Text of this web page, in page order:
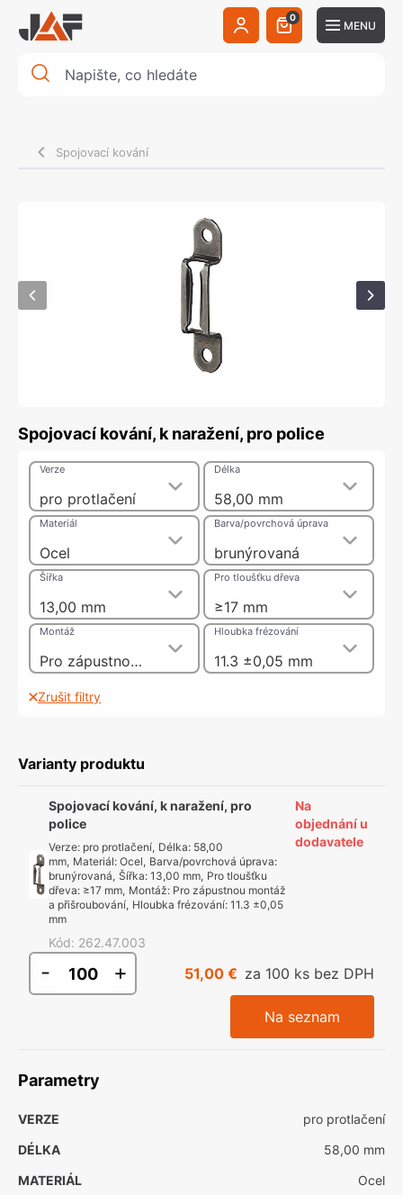
0
MENU
Spojovací kování
Spojovací kování, k naražení, pro police
pro protlačení
Verze
58,00 mm
Délka
Ocel
Materiál
brunýrovaná
Barva/povrchová úprava
13,00 mm
Šířka
≥17 mm
Pro tloušťku dřeva
Pro zápustnou montáž a přišroubování
Montáž
11.3 ±0,05 mm
Hloubka frézování
Zrušit filtry
Varianty produktu
Spojovací kování, k naražení, pro
police
Verze: pro protlačení, Délka: 58,00
mm, Materiál: Ocel, Barva/povrchová úprava:
brunýrovaná, Šířka: 13,00 mm, Pro tloušťku
dřeva: ≥17 mm, Montáž: Pro zápustnou montáž
a přišroubování, Hloubka frézování: 11.3 ±0,05
mm
Kód: 262.47.003
Na
objednání u
dodavatele
- + 51,00 € za 100 ks bez DPH
Na seznam
Parametry
VERZE
pro protlačení
DÉLKA
58,00 mm
MATERIÁL
Ocel